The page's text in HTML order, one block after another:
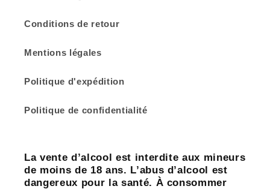
Conditions de retour
Mentions légales
Politique d'expédition
Politique de confidentialité
La vente d’alcool est interdite aux mineurs
de moins de 18 ans. L’abus d’alcool est
dangereux pour la santé. À consommer